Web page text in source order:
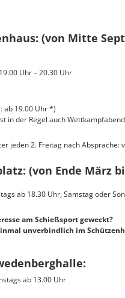
(von Mitte
Uhr – 20.30 Uhr
ab 19.00 Uhr *)
in der Regel auch
jeden 2. Freitag nach Absprache:
(von Ende März
ab 18.30 Uhr, Samstag oder
am Schießsport geweckt?
unverbindlich im
ab 13.00 Uhr